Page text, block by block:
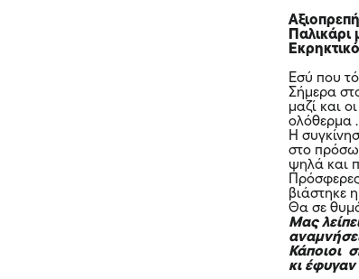
Παλικάρι
Εσύ που
Σήμερα
μαζί και
ολόθερμα .
Η
στο
ψηλά και
βιάστηκε
Θα σε
Μας
Κάποιοι
κι